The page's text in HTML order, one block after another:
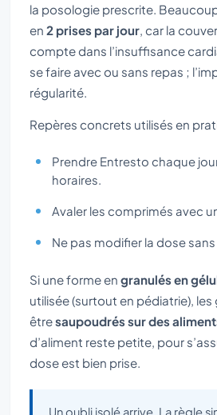
la posologie prescrite.
en 2 prises par jour , car la
compte dans l’insuffisance
se faire avec ou sans repas ;
régularité.
Repères concrets utilisés en
Prendre Entresto chaque
horaires.
Avaler les comprimés avec
Ne pas modifier la dose sans
Si une forme en granulés en
utilisée (surtout en pédiatrie),
êtresaupoudrés sur des
d’aliment reste petite, pour
dose est bien prise.
Un oubli isolé arrive. La règle